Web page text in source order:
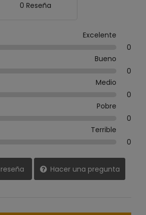
0 Reseña
Excelente
0
Bueno
0
Medio
0
Pobre
0
Terrible
0
Hacer una pregunta